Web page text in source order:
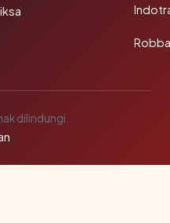
dilindungi.